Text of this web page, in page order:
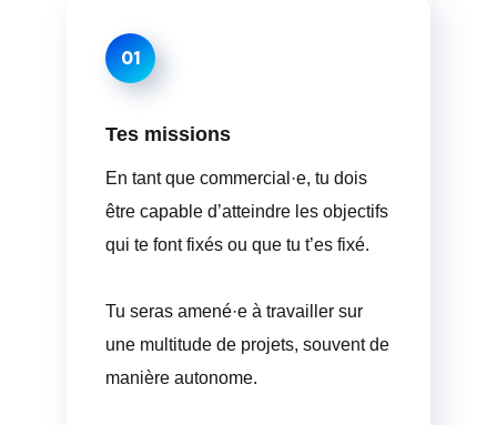
01
Tes missions
En tant que commercial·e, tu dois
être capable d’atteindre les objectifs
qui te font fixés ou que tu t’es fixé.
Tu seras amené·e à travailler sur
une multitude de projets, souvent de
manière autonome.